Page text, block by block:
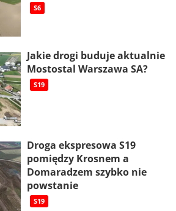
S6
Jakie drogi buduje aktualnie
Mostostal Warszawa SA?
S19
Droga ekspresowa S19
pomiędzy Krosnem a
Domaradzem szybko nie
powstanie
S19